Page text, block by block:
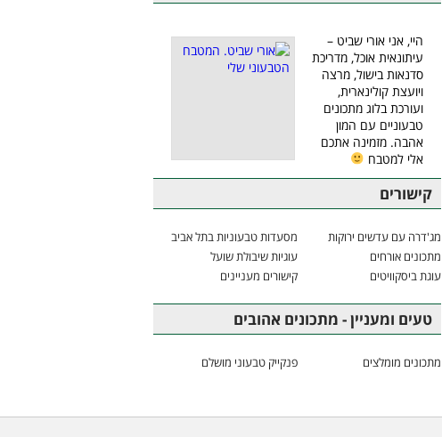
היי, אני אורי שביט –
עיתונאית אוכל, מדריכת
סדנאות בישול, מרצה
ויועצת קולינארית,
ועורכת בלוג מתכונים
טבעוניים עם המון
אהבה. מזמינה אתכם
אלי למטבח
קישורים
מג'דרה עם עדשים ירוקות
מסעדות טבעוניות בתל אביב
מתכונים אורחים
עוגיות שיבולת שועל
עוגת ביסקוויטים
קישורים מעניינים
טעים ומעניין - מתכונים אהובים
מתכונים מומלצים פנקייק טבעוני מושלם